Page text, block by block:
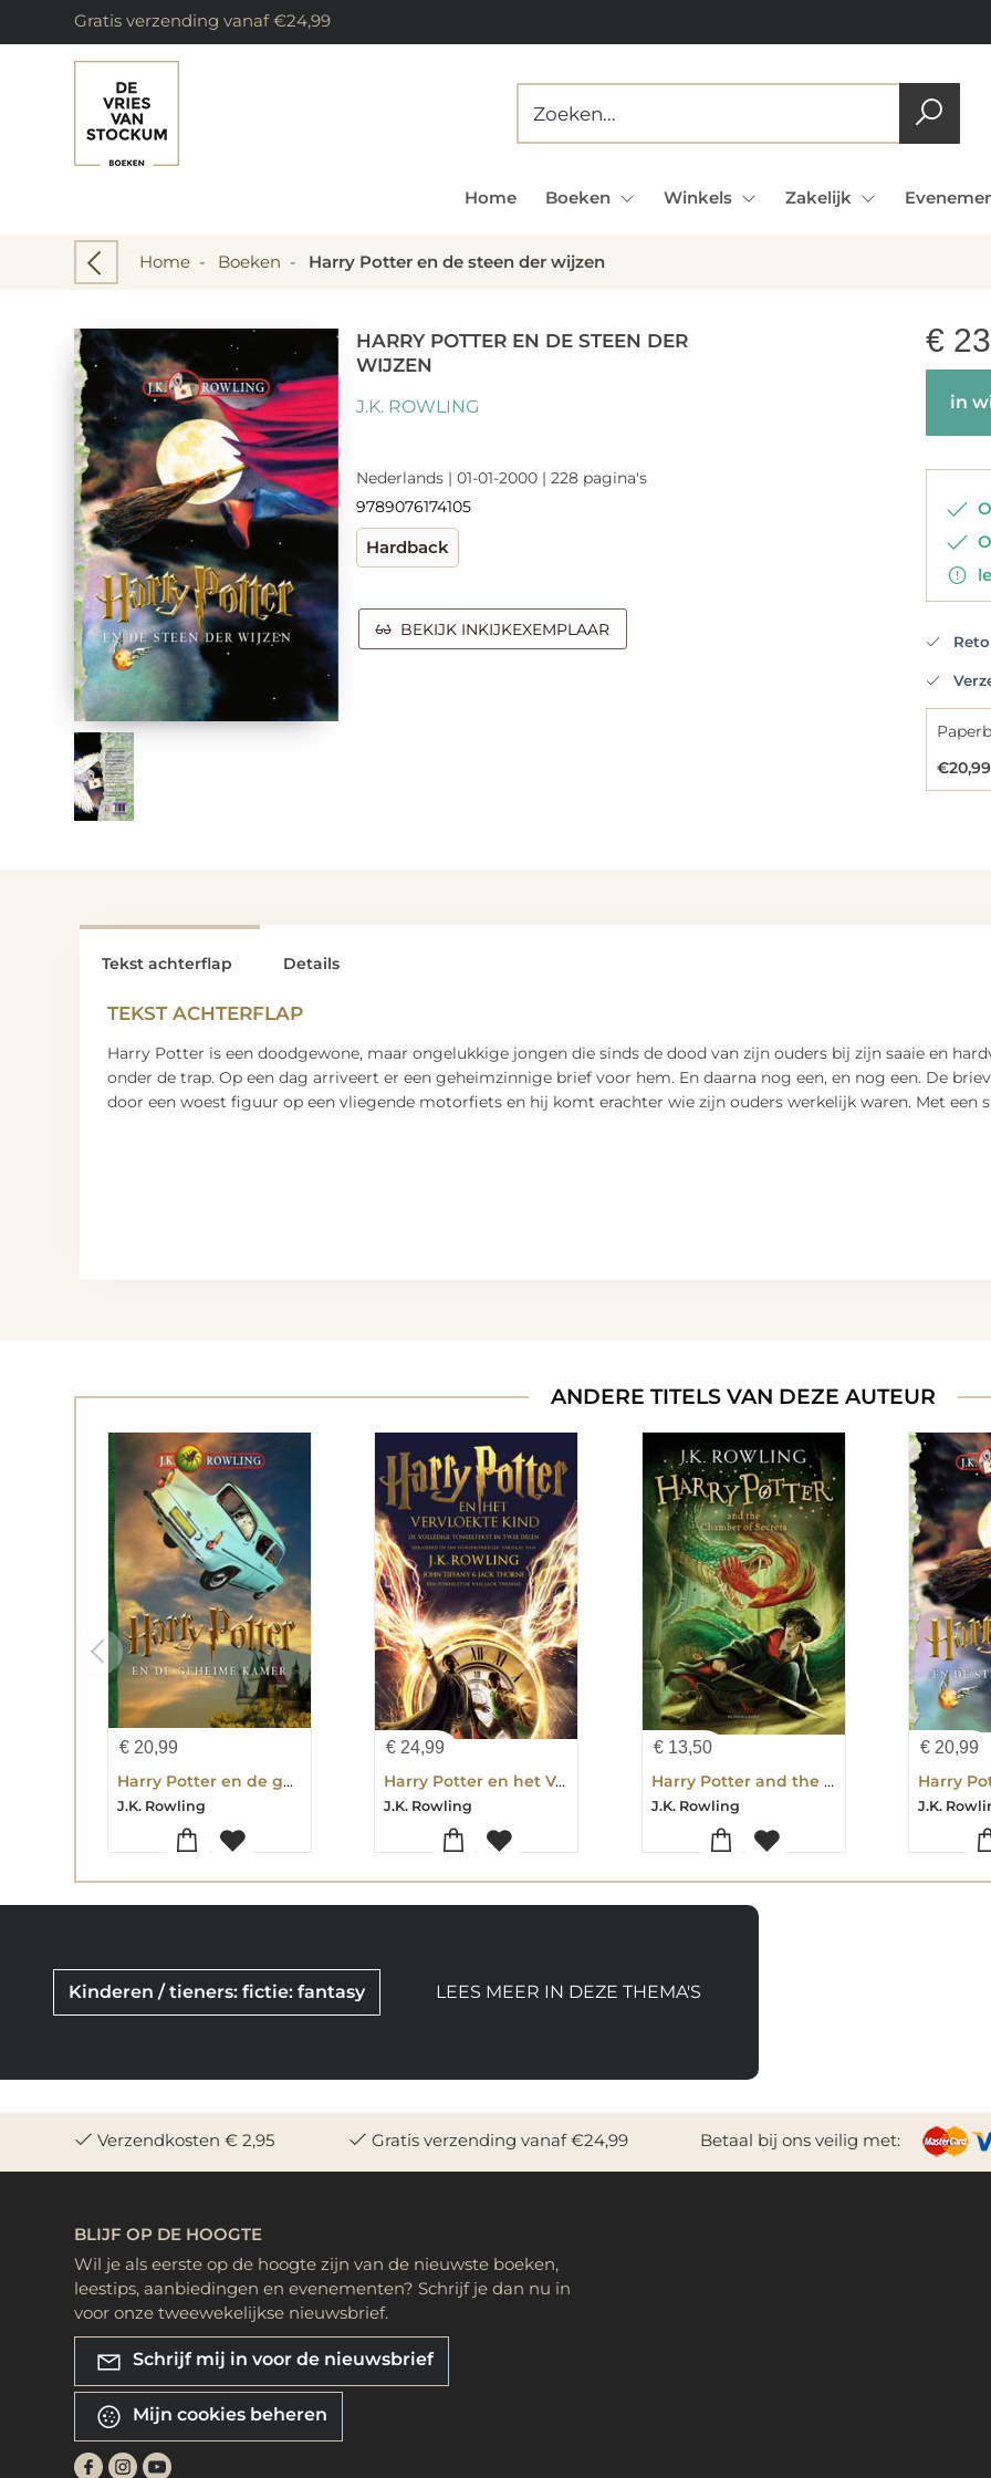
Gratis verzending vanaf €24,99
Home Boeken Winkels Zakelijk
Home - Boeken - Harry Potter en de steen der wijzen
HARRY POTTER EN DE STEEN DER
WIJZEN
J.K. ROWLING
Nederlands | 01-01-2000 | 228 pagina's
9789076174105
Hardback
BEKIJK INKIJKEXEMPLAAR
€
in
€20,99
Tekst achterflap
TEKST ACHTERFLAP
Harry Potter is een doodgewone, maar ongelukkige jongen die sinds de dood van zijn ouders bij zijn saaie en
onder de trap. Op een dag arriveert er een geheimzinnige brief voor hem. En daarna nog een, en nog een. De
door een woest figuur op een vliegende motorfiets en hij komt erachter wie zijn ouders werkelijk waren. Met een
Details
ANDERE TITELS VAN DEZE AUTEUR
€ 20,99
Harry Potter en de geheime kamer
J.K. Rowling
€ 24,99
Harry Potter en het Vervloekte Kind Deel een en twee
J.K. Rowling
€13,50
Harry Potter and the Chamber of Secrets
J.K. Rowling
€20,99
J.K.
Kinderen / tieners: fictie: fantasy LEES MEER IN DEZE THEMA'S
Verzendkosten € 2,95 Gratis verzending vanaf €24,99 Betaal bij ons veilig met:
BLIJF OP DE HOOGTE
Wil je als eerste op de hoogte zijn van de nieuwste boeken,
leestips, aanbiedingen en evenementen? Schrijf je dan nu in
voor onze tweewekelijkse nieuwsbrief.
Schrijf mij in voor de nieuwsbrief
Mijn cookies beheren